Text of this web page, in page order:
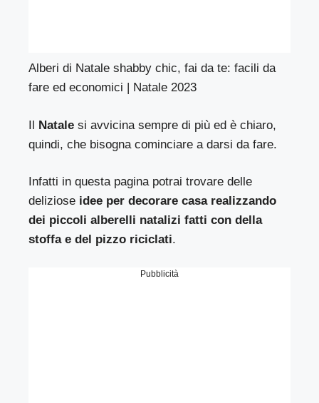
Alberi di Natale shabby chic, fai da te: facili da
fare ed economici | Natale 2023
Il Natale si avvicina sempre di più ed è chiaro,
quindi, che bisogna cominciare a darsi da fare.
Infatti in questa pagina potrai trovare delle
deliziose idee per decorare casa realizzando
dei piccoli alberelli natalizi fatti con della
stoffa e del pizzo riciclati.
Pubblicità